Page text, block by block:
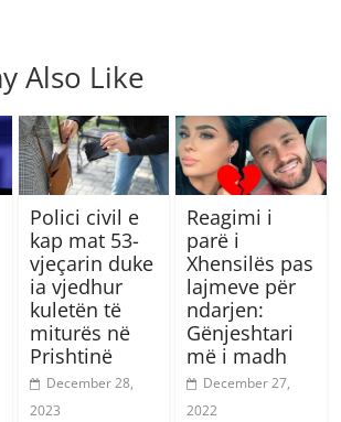
Also Like
Polici civil e
kap mat 53-
vjeçarin duke
ia vjedhur
kuletën të
miturës në
Prishtinë
December 28,
2023
Reagimi i
parë i
Xhensilës pas
lajmeve për
ndarjen:
Gënjeshtari
më i madh
December 27,
2022